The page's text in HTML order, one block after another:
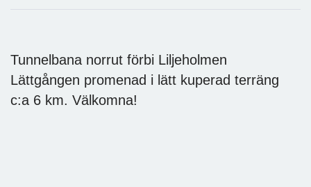
Tunnelbana norrut förbi Liljeholmen
Lättgången promenad i lätt kuperad terräng
c:a 6 km. Välkomna!